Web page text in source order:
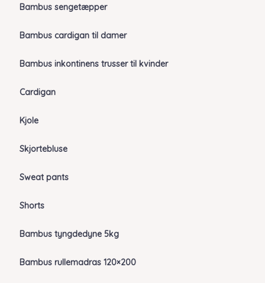
Bambus sengetæpper
Bambus cardigan til damer
Bambus inkontinens trusser til kvinder
Cardigan
Kjole
Skjortebluse
Sweat pants
Shorts
Bambus tyngdedyne 5kg
Bambus rullemadras 120×200